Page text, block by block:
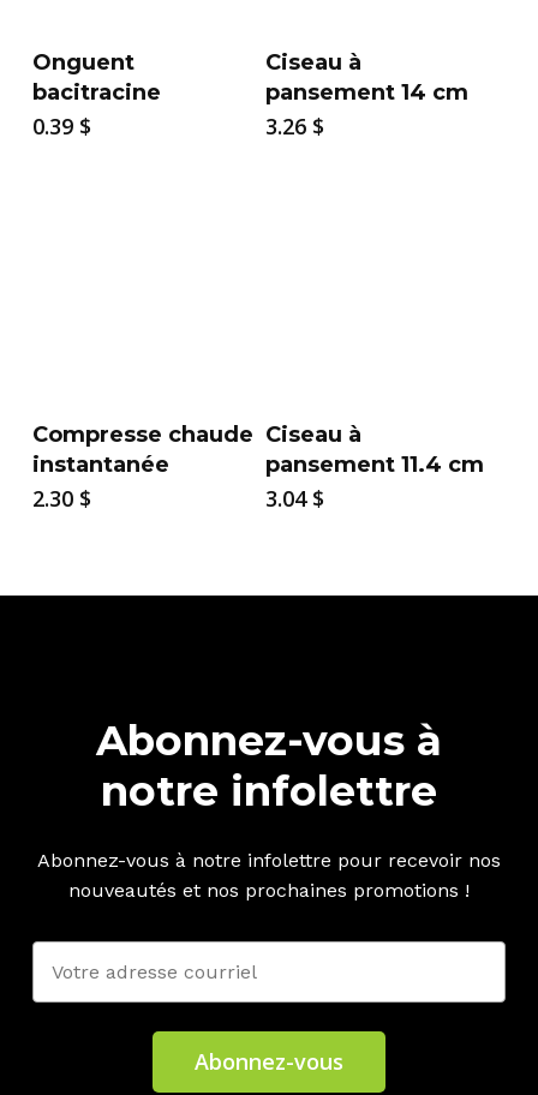
Onguent
bacitracine
0.39 $
Ciseau à
pansement 14 cm
3.26 $
Compresse chaude
instantanée
2.30 $
Ciseau à
pansement 11.4 cm
3.04 $
Abonnez-vous à
notre infolettre
Abonnez-vous à notre infolettre pour recevoir nos
nouveautés et nos prochaines promotions !